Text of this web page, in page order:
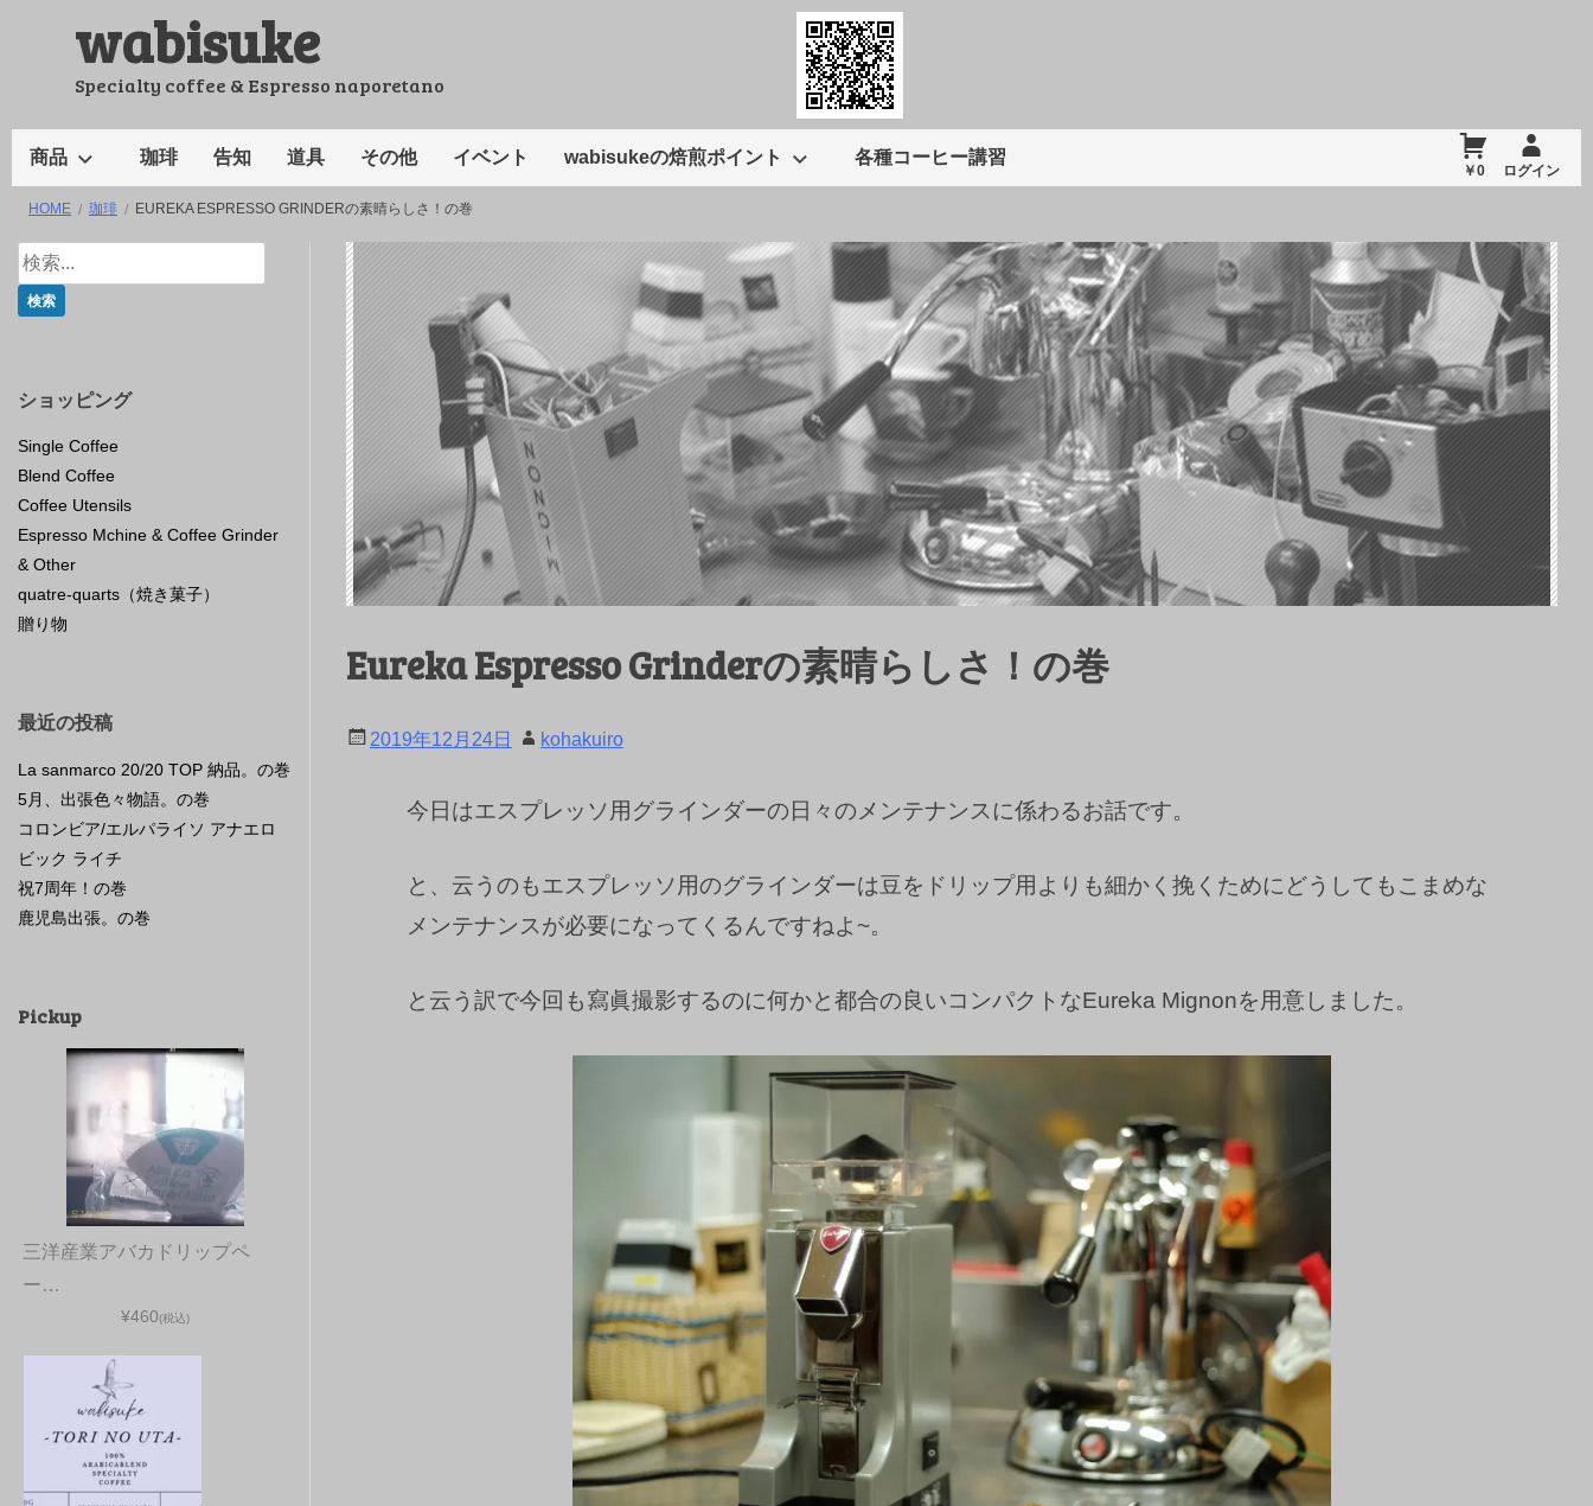
wabisuke
Specialty coffee & Espresso naporetano
商品 珈琲 告知 道具 その他 イベント wabisukeの焙煎ポイント 各種コーヒー講習
￥0 ログイン
HOME 珈琲 EUREKA ESPRESSO GRINDERの素晴らしさ！の巻
Eureka Espresso Grinderの素晴らしさ！の巻
2019年12月24日 kohakuiro
今日はエスプレッソ用グラインダーの日々のメンテナンスに係わるお話です。
と、云うのもエスプレッソ用のグラインダーは豆をドリップ用よりも細かく挽くためにどうしてもこまめな
メンテナンスが必要になってくるんですねよ~。
と云う訳で今回も寫眞撮影するのに何かと都合の良いコンパクトなEureka Mignonを用意しました。
ショッピング
Single Coffee
Blend Coffee
Coffee Utensils
Espresso Mchine & Coffee Grinder
& Other
quatre-quarts（焼き菓子）
贈り物
最近の投稿
La sanmarco 20/20 TOP 納品。の巻
5月、出張色々物語。の巻
コロンビア/エルパライソ アナエロ
ビック ライチ
祝7周年！の巻
鹿児島出張。の巻
Pickup
三洋産業アバカドリップペ
ー…
¥460(税込)